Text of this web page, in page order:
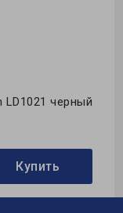
черный
Купить